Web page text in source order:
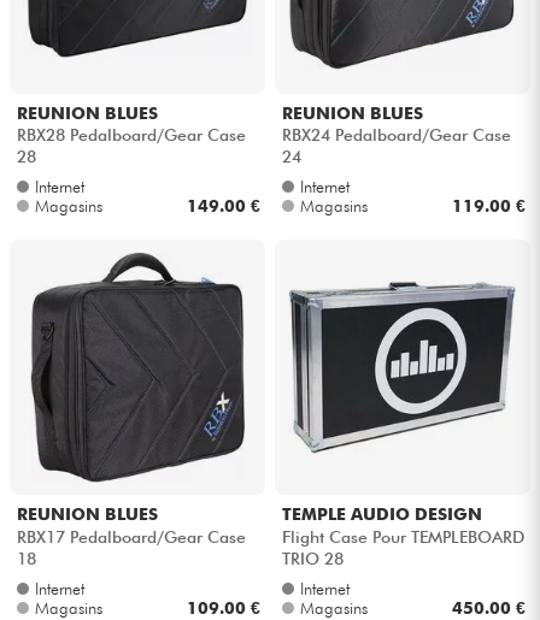
REUNION BLUES
RBX28 Pedalboard/Gear Case
28
Internet
Magasins
149.00 €
REUNION BLUES
RBX24 Pedalboard/Gear Case
24
Internet
Magasins
119.00 €
REUNION BLUES
RBX17 Pedalboard/Gear Case
18
Internet
Magasins
109.00 €
TEMPLE AUDIO DESIGN
Flight Case Pour TEMPLEBOARD
TRIO 28
Internet
Magasins
450.00 €